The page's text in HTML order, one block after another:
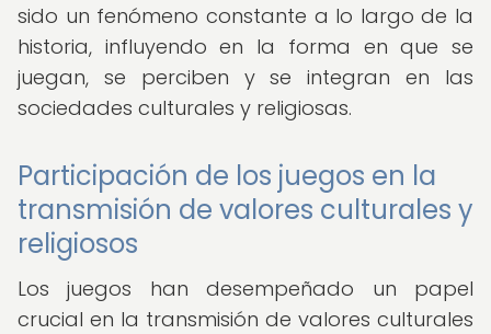
sido un fenómeno constante a lo largo de la
historia, influyendo en la forma en que se
juegan, se perciben y se integran en las
sociedades culturales y religiosas.
Participación de los juegos en la
transmisión de valores culturales y
religiosos
Los juegos han desempeñado un papel
crucial en la transmisión de valores culturales